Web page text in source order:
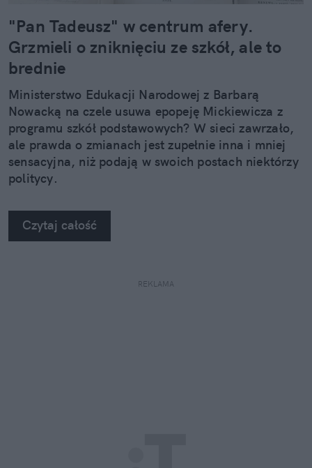
"Pan Tadeusz" w centrum afery.
Grzmieli o zniknięciu ze szkół, ale to
brednie
Ministerstwo Edukacji Narodowej z Barbarą
Nowacką na czele usuwa epopeję Mickiewicza z
programu szkół podstawowych? W sieci zawrzało,
ale prawda o zmianach jest zupełnie inna i mniej
sensacyjna, niż podają w swoich postach niektórzy
politycy.
Czytaj całość
REKLAMA